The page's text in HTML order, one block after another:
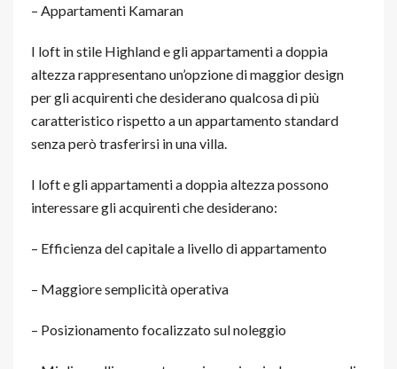
– Appartamenti Kamaran
I loft in stile Highland e gli appartamenti a doppia
altezza rappresentano un’opzione di maggior design
per gli acquirenti che desiderano qualcosa di più
caratteristico rispetto a un appartamento standard
senza però trasferirsi in una villa.
I loft e gli appartamenti a doppia altezza possono
interessare gli acquirenti che desiderano:
– Efficienza del capitale a livello di appartamento
– Maggiore semplicità operativa
– Posizionamento focalizzato sul noleggio